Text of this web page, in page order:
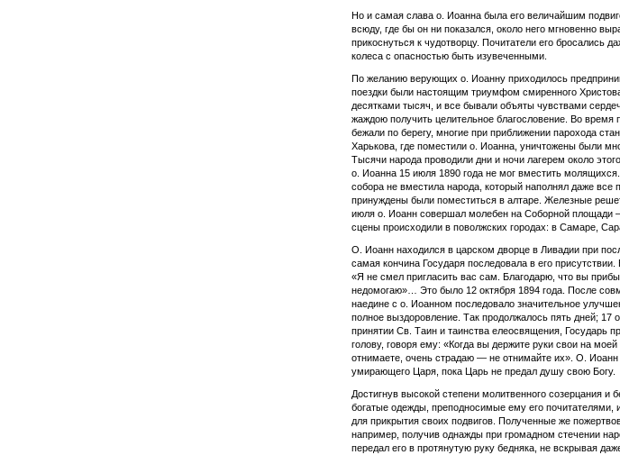
Но и самая слава о. Иоанна была его величайшим
всюду, где бы он ни показался, около него мгновенно
прикоснуться к чудотворцу. Почитатели его бросались
колеса с опасностью быть изувеченными.
По желанию верующих о. Иоанну приходилось
поездки были настоящим триумфом смиренного
десятками тысяч, и все бывали объяты чувствами
жаждою получить целительное благословение. Во
бежали по берегу, многие при приближении парохода
Харькова, где поместили о. Иоанна, уничтожены были
Тысячи народа проводили дни и ночи лагерем около
о. Иоанна 15 июля 1890 года не мог вместить
собора не вместила народа, который наполнял даже
принуждены были поместиться в алтаре. Железные
июля о. Иоанн совершал молебен на Соборной площади
сцены происходили в поволжских городах: в Самаре,
О. Иоанн находился в царском дворце в Ливадии при
самая кончина Государя последовала в его
«Я не смел пригласить вас сам. Благодарю, что вы
недомогаю»… Это было 12 октября 1894 года. После
наедине с о. Иоанном последовало значительное
полное выздоровление. Так продолжалось пять дней;
принятии Св. Таин и таинства елеосвящения, Государь
голову, говоря ему: «Когда вы держите руки свои на
отнимаете, очень страдаю — не отнимайте их». О. Иоанн
умирающего Царя, пока Царь не предал душу свою Богу.
Достигнув высокой степени молитвенного созерцания и
богатые одежды, преподносимые ему его
для прикрытия своих подвигов. Полученные же
например, получив однажды при громадном стечении
передал его в протянутую руку бедняка, не вскрывая